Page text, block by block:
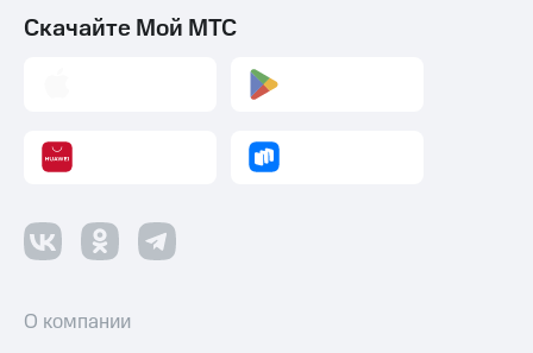
Скачайте Мой МТС
О компании